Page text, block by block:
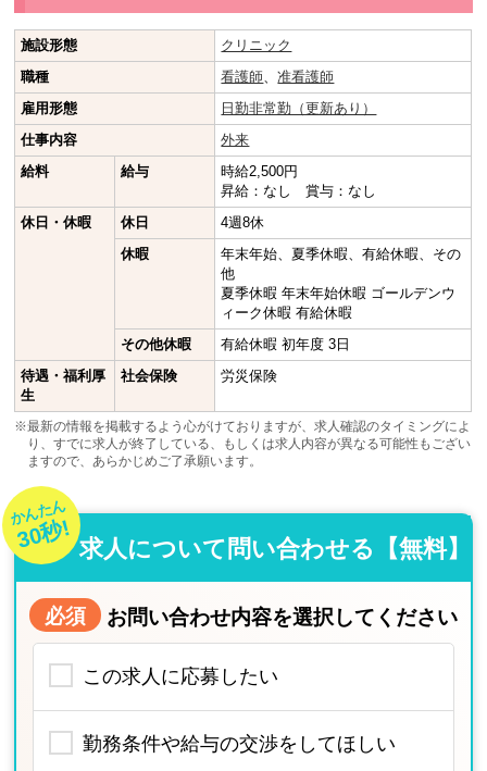
施設形態
クリニック
職種
看護師 、准看護師
雇用形態
日勤非常勤（更新あり）
仕事内容
外来
給料
給与
時給2,500円
昇給：なし 賞与：なし
休日・休暇
休日
4週8休
休暇
年末年始、夏季休暇、有給休暇、その
他
夏季休暇 年末年始休暇 ゴールデンウ
ィーク休暇 有給休暇
その他休暇
有給休暇 初年度 3日
待遇・福利厚
生
社会保険 労災保険
※最新の情報を掲載するよう心がけておりますが、求人確認のタイミングによ
り、すでに求人が終了している、もしくは求人内容が異なる可能性もござい
ますので、あらかじめご了承願います。
かんたん
30秒! 求人について問い合わせる【無料】
必須 お問い合わせ内容を選択してください
この求人に応募したい
勤務条件や給与の交渉をしてほしい